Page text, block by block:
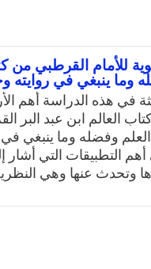
للأمام القرطبي
وما ينبغي في روايته
في هذه الدراسة أهم
العالم ابن عبد البر
وفضله وما ينبغي في
التطبيقات التي أشار
وتحدث عنها وهي
للمتعلمين إنما
فشيئا، وقليلًا قليلا”،